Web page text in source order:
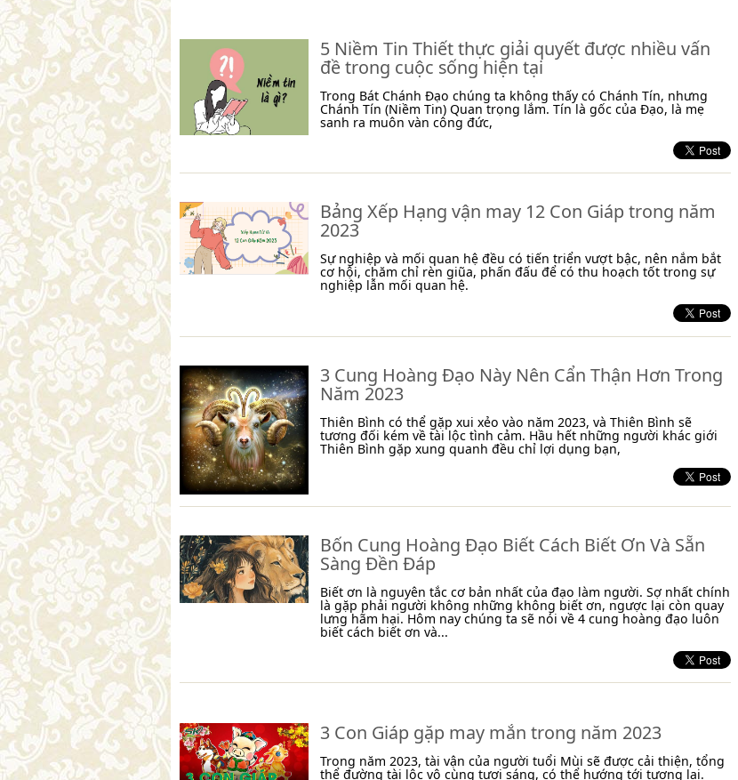
5 Niềm Tin Thiết thực giải quyết được nhiều vấn
đề trong cuộc sống hiện tại
Trong Bát Chánh Đạo chúng ta không thấy có Chánh Tín, nhưng
Chánh Tín (Niềm Tin) Quan trọng lắm. Tín là gốc của Đạo, là mẹ
sanh ra muôn vàn công đức,
Bảng Xếp Hạng vận may 12 Con Giáp trong năm
2023
Sự nghiệp và mối quan hệ đều có tiến triển vượt bậc, nên nắm bắt
cơ hội, chăm chỉ rèn giũa, phấn đấu để có thu hoạch tốt trong sự
nghiệp lẫn mối quan hệ.
3 Cung Hoàng Đạo Này Nên Cẩn Thận Hơn Trong
Năm 2023
Thiên Bình có thể gặp xui xẻo vào năm 2023, và Thiên Bình sẽ
tương đối kém về tài lộc tình cảm. Hầu hết những người khác giới
Thiên Bình gặp xung quanh đều chỉ lợi dụng bạn,
Bốn Cung Hoàng Đạo Biết Cách Biết Ơn Và Sẵn
Sàng Đền Đáp
Biết ơn là nguyên tắc cơ bản nhất của đạo làm người. Sợ nhất chính
là gặp phải người không những không biết ơn, ngược lại còn quay
lưng hãm hại. Hôm nay chúng ta sẽ nói về 4 cung hoàng đạo luôn
biết cách biết ơn và...
3 Con Giáp gặp may mắn trong năm 2023
Trong năm 2023, tài vận của người tuổi Mùi sẽ được cải thiện, tổng
thể đường tài lộc vô cùng tươi sáng, có thể hướng tới tương lai.